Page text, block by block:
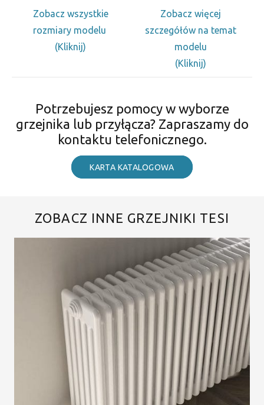
Zobacz wszystkie
rozmiary modelu
(Kliknij)
Zobacz więcej
szczegółów na temat
modelu
(Kliknij)
Potrzebujesz pomocy w wyborze
grzejnika lub przyłącza? Zapraszamy do
kontaktu telefonicznego.
KARTA KATALOGOWA
ZOBACZ INNE GRZEJNIKI TESI